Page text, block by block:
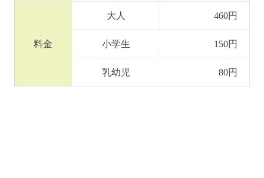
料金
大人 460円
小学生 150円
乳幼児 80円